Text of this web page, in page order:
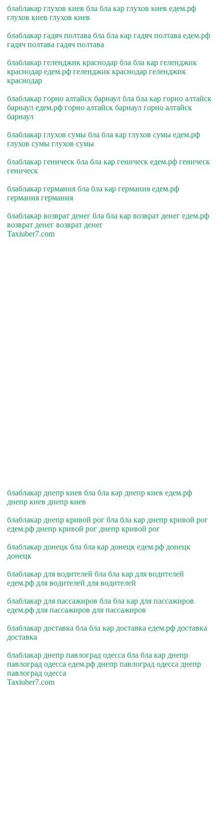
блаблакар глухов киев бла бла кар глухов киев едем.рф
глухов киев глухов киев
блаблакар гадяч полтава бла бла кар гадяч полтава едем.рф
гадяч полтава гадяч полтава
блаблакар геленджик краснодар бла бла кар геленджик
краснодар едем.рф геленджик краснодар геленджик
краснодар
блаблакар горно алтайск барнаул бла бла кар горно алтайск
барнаул едем.рф горно алтайск барнаул горно алтайск
барнаул
блаблакар глухов сумы бла бла кар глухов сумы едем.рф
глухов сумы глухов сумы
блаблакар геническ бла бла кар геническ едем.рф геническ
геническ
блаблакар германия бла бла кар германия едем.рф
германия германия
блаблакар возврат денег бла бла кар возврат денег едем.рф
возврат денег возврат денег
Taxiuber7.com
блаблакар днепр киев бла бла кар днепр киев едем.рф
днепр киев днепр киев
блаблакар днепр кривой рог бла бла кар днепр кривой рог
едем.рф днепр кривой рог днепр кривой рог
блаблакар донецк бла бла кар донецк едем.рф донецк
донецк
блаблакар для водителей бла бла кар для водителей
едем.рф для водителей для водителей
блаблакар для пассажиров бла бла кар для пассажиров
едем.рф для пассажиров для пассажиров
блаблакар доставка бла бла кар доставка едем.рф доставка
доставка
блаблакар днепр павлоград одесса бла бла кар днепр
павлоград одесса едем.рф днепр павлоград одесса днепр
павлоград одесса
Taxiuber7.com